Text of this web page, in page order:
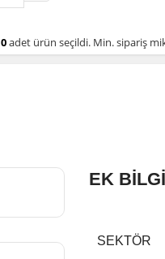
0 adet ürün seçildi. Min. sipariş
EK
SEKTÖR